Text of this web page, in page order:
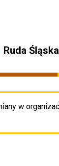
Ruda Śląska
w